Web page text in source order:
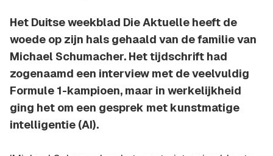
Het Duitse weekblad Die Aktuelle heeft de
woede op zijn hals gehaald van de familie van
Michael Schumacher. Het tijdschrift had
zogenaamd een interview met de veelvuldig
Formule 1-kampioen, maar in werkelijkheid
ging het om een gesprek met kunstmatige
intelligentie (AI).